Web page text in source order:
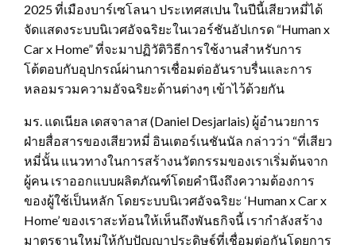
2025 ที่เมืองบาร์เซโลนา ประเทศสเปน ในปีนี้เสียวหมี่ได้
จัดแสดงระบบนิเวศอัจฉริยะในเวอร์ชันอัปเกรด “Human x
Car x Home” ที่จะมาปฏิวัติวิธีการใช้งานสำหรับการ
โต้ตอบกับอุปกรณ์ผ่านการเชื่อมต่ออันราบรื่นและการ
หลอมรวมความอัจฉริยะด้านต่างๆ เข้าไว้ด้วยกัน
มร. แดเนียล เดสจาลาส (Daniel Desjarlais) ผู้อำนวยการ
ฝ่ายสื่อสารของเสียวหมี่ อินเตอร์เนชันนัล กล่าวว่า “ที่เสียว
หมี่นั้น แนวทางในการสร้างนวัตกรรมของเราเริ่มต้นจาก
ผู้คน เราออกแบบผลิตภัณฑ์โดยคำนึงถึงความต้องการ
ของผู้ใช้เป็นหลัก โดยระบบนิเวศอัจฉริยะ ‘Human x Car x
Home’ ของเราสะท้อนให้เห็นถึงพันธกิจนี้ เรากำลังสร้าง
มาตรฐานใหม่ให้กับปัญญาประดิษฐ์ที่เชื่อมต่อกันโดยการ